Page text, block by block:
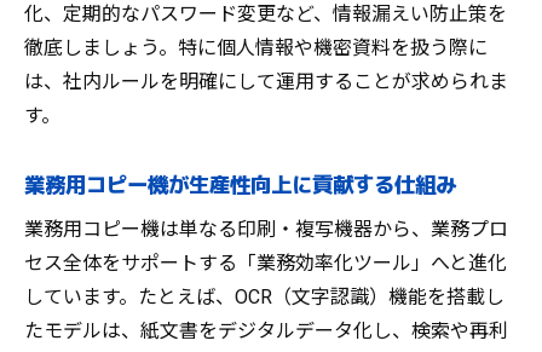
化、定期的なパスワード変更など、情報漏えい防止策を
徹底しましょう。特に個人情報や機密資料を扱う際に
は、社内ルールを明確にして運用することが求められま
す。
業務用コピー機が生産性向上に貢献する仕組み
業務用コピー機は単なる印刷・複写機器から、業務プロ
セス全体をサポートする「業務効率化ツール」へと進化
しています。たとえば、OCR（文字認識）機能を搭載し
たモデルは、紙文書をデジタルデータ化し、検索や再利